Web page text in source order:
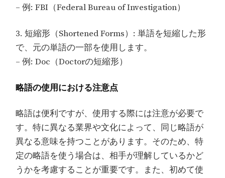
– 例: FBI（Federal Bureau of Investigation）
3. 短縮形（Shortened Forms）: 単語を短縮した形
で、元の単語の一部を使用します。
– 例: Doc（Doctorの短縮形）
略語の使用における注意点
略語は便利ですが、使用する際には注意が必要で
す。特に異なる業界や文化によって、同じ略語が
異なる意味を持つことがあります。そのため、特
定の略語を使う場合は、相手が理解しているかど
うかを考慮することが重要です。また、初めて使